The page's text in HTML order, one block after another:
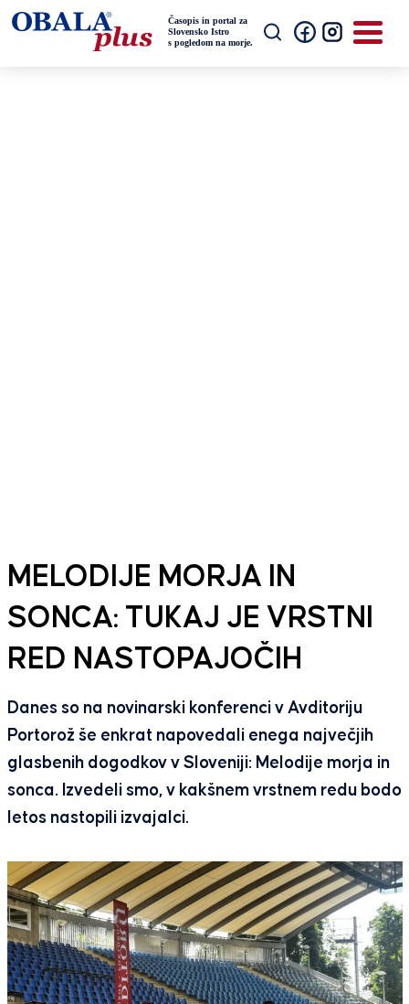
MELODIJE MORJA IN
SONCA: TUKAJ JE VRSTNI
RED NASTOPAJOČIH
Danes so na novinarski konferenci v Avditoriju
Portorož še enkrat napovedali enega največjih
glasbenih dogodkov v Sloveniji: Melodije morja in
sonca. Izvedeli smo, v kakšnem vrstnem redu bodo
letos nastopili izvajalci.